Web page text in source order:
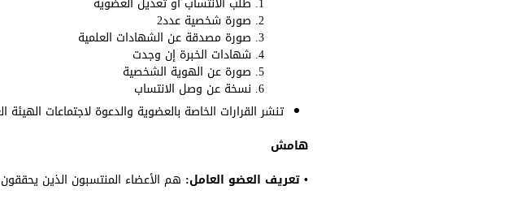
صورة شخصية عدد2
صورة مصدقة عن الشهادات العلمية
شهادات الخبرة إن وجدت
صورة عن الهوية الشخصية
نسخة عن وصل الانتساب
تنشر القرارات الخاصة بالعضوية والدعوة لاجتماعات
هامش
• تعريف العضو العامل: هم الأعضاء المنتسبون الذين